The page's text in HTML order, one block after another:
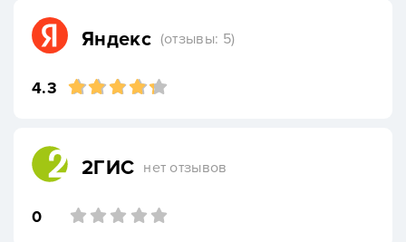
Яндекс (отзывы: 5)
4.3
2ГИС нет отзывов
0